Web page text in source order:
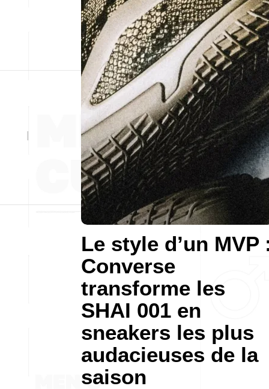
Le style d’un MVP
Converse
transforme les
SHAI 001 en
sneakers les plus
audacieuses de la
saison